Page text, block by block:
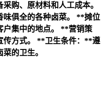
购、原材料和人工成本。
俱全的各种卤菜。
**摊位
集中的地点。
**营销策
方式。
**卫生条件：**遵
的卫生。